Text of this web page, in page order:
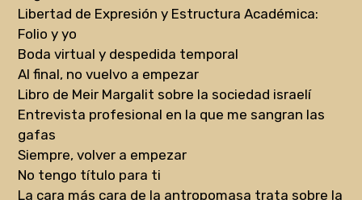
Libertad de Expresión y Estructura Académica:
Folio y yo
Boda virtual y despedida temporal
Al final, no vuelvo a empezar
Libro de Meir Margalit sobre la sociedad israelí
Entrevista profesional en la que me sangran las
gafas
Siempre, volver a empezar
No tengo título para ti
La cara más cara de la antropomasa trata sobre la